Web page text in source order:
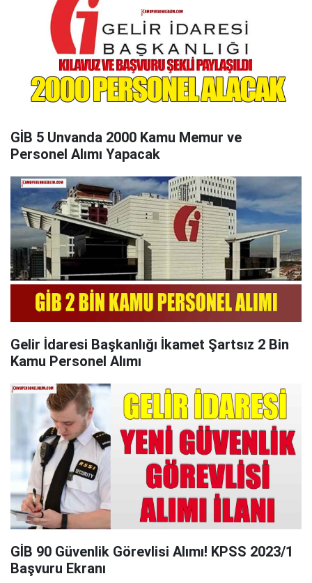
GİB 5 Unvanda 2000 Kamu Memur ve
Personel Alımı Yapacak
Gelir İdaresi Başkanlığı İkamet Şartsız 2 Bin
Kamu Personel Alımı
GİB 90 Güvenlik Görevlisi Alımı! KPSS 2023/1
Başvuru Ekranı